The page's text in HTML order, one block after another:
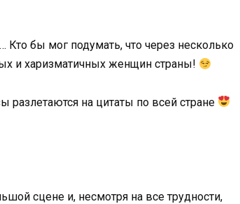
Кто бы мог подумать, что через несколько
и харизматичных женщин страны!
разлетаются на цитаты по всей стране
сцене и, несмотря на все трудности,